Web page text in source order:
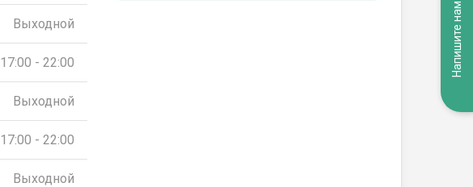
Выходной
17:00 - 22:00
Выходной
17:00 - 22:00
Выходной
Напишите нам